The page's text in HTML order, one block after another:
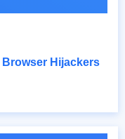
Browser Hijackers